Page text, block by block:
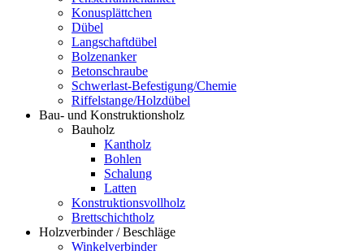
Konusplättchen
Dübel
Langschaftdübel
Bolzenanker
Betonschraube
Schwerlast-Befestigung/Chemie
Riffelstange/Holzdübel
Bau- und Konstruktionsholz
Bauholz
Kantholz
Bohlen
Schalung
Latten
Konstruktionsvollholz
Brettschichtholz
Holzverbinder / Beschläge
Winkelverbinder